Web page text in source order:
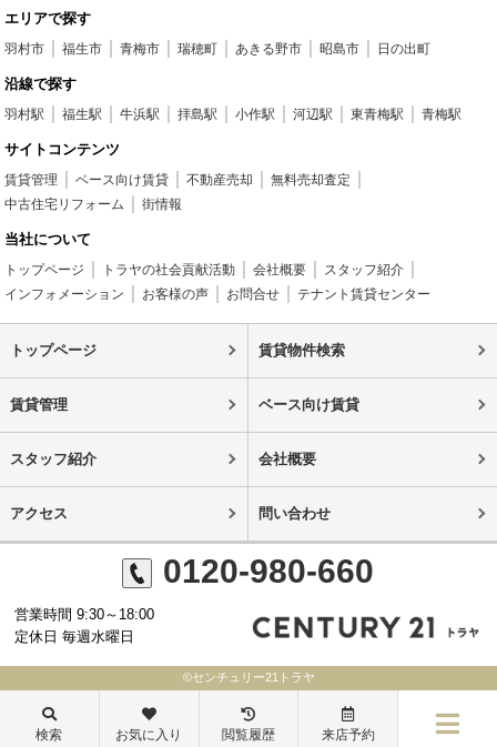
エリアで探す
羽村市 福生市 青梅市 瑞穂町 あきる野市 昭島市 日の出町
沿線で探す
羽村駅 福生駅 牛浜駅 拝島駅 小作駅 河辺駅 東青梅駅 青梅駅
サイトコンテンツ
賃貸管理 ベース向け賃貸 不動産売却
無料売却査定
中古住宅リフォーム
街情報
当社について
トップページ トラヤの社会貢献活動 会社概要
スタッフ紹介
インフォメーション
お客様の声 お問合せ テナント賃貸センター
トップページ 賃貸物件検索
賃貸管理 ベース向け賃貸
スタッフ紹介 会社概要
アクセス 問い合わせ
0120-980-660
営業時間 9:30～18:00
定休日 毎週水曜日
©センチュリー21トラヤ
検索 お気に入り 閲覧履歴 来店予約